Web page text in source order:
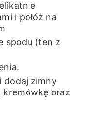
i połóż na
spodu (ten z
dodaj zimny
kremówkę oraz